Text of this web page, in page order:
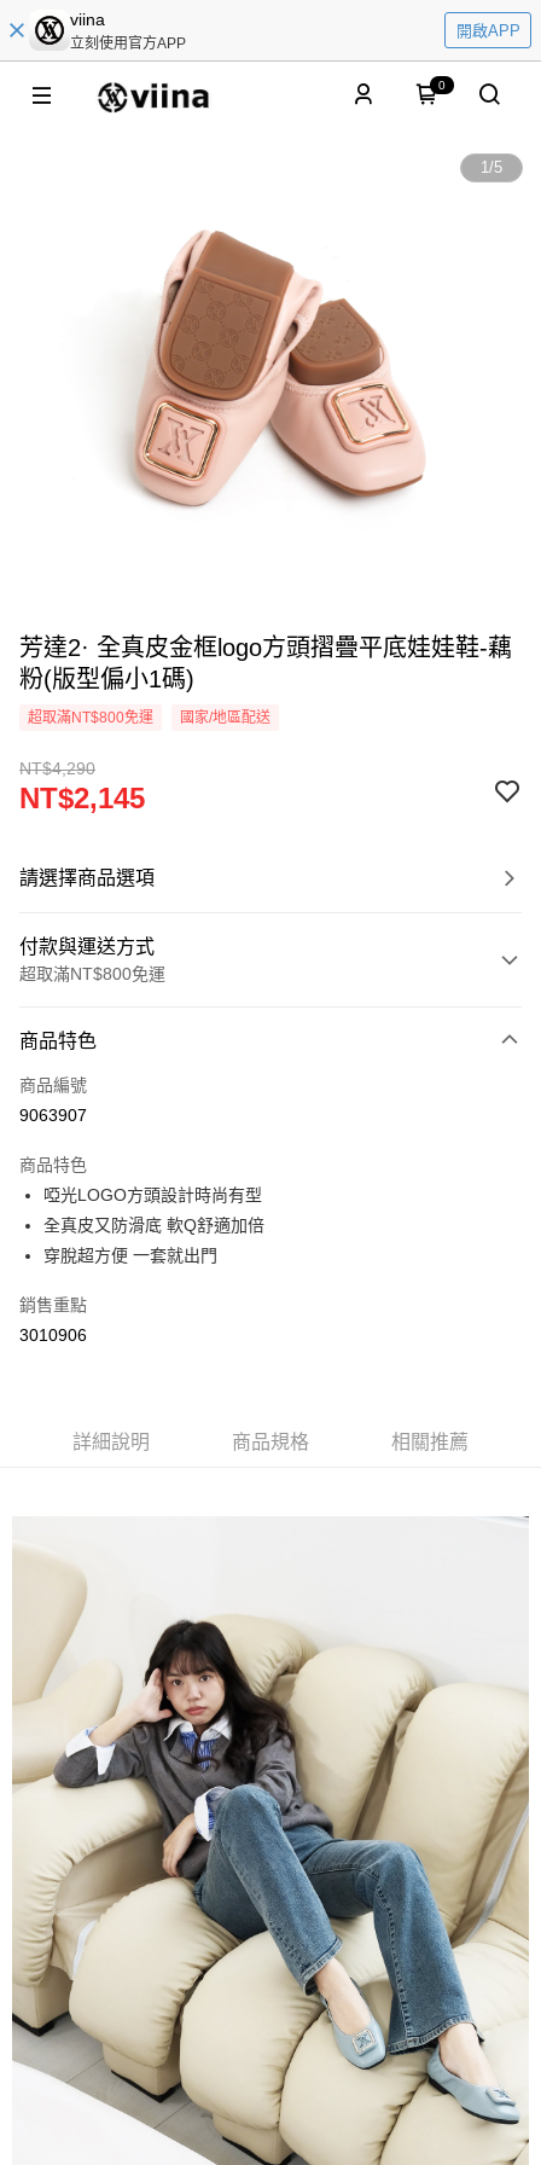
viina
立刻使用官方APP
開啟APP
0
1/5
芳達2· 全真皮金框logo方頭摺疊平底娃娃鞋-藕
粉(版型偏小1碼)
超取滿NT$800免運 國家/地區配送
NT$4,290
NT$2,145
請選擇商品選項
付款與運送方式
超取滿NT$800免運
信用卡一次付款
超商取貨付款
Apple Pay
街口支付
AFTEE先享後付是「在收到商品之後才付款」的支付方式。 讓您購物簡單
【「AFTEE先享後付」結帳流程】
１．於結帳方式選擇「AFTEE先享後付」後，將跳轉至「AFTEE先享後付」
結帳頁面，進行簡訊認證並確認金額後，即可完成結帳。
２．訂單成立數日內，您將收到繳費通知簡訊。
３．收到繳費通知簡訊後14天內，點擊此簡訊中的連結，可透過四大超商／
ATM／網路銀行／等多元方式進行付款，方視為交易完成。
※ 請注意：結帳手續完成當下不需立刻繳費，但若您需要取消訂單，請聯絡
購買商品的店家。未經商家同意取消之訂單仍視為有效，需透過AFTEE先享
後付繳納相關費用。
※ 交易是否成功請以「AFTEE先享後付 」之結帳頁面顯示為準，若有關於
是否繳費成功／繳費後需取消欲退款等相關疑問，請聯繫「AFTEE先享後付
https://netprotections.freshdesk.com/support/home
【注意事項】
１．透過由恩沛科技股份有限公司提供之「AFTEE先享後付」服務完成之交
易，需依本服務之必要範圍內提供個人資料，並將交易相關給付款項請求債
權轉讓予恩沛科技股份有限公司。
２．關於個人資料處理事宜，請瀏覽以下網址：
https://aftee.tw/terms/#terms3
３．未成年的使用者請事先徵得法定代理人或監護人之同意方可使用
「AFTEE先享後付」，若未經同意申辦者引起之損失，本公司不負相關責
任。
４．使用「AFTEE先享後付」時，將依據個別帳號之用戶狀況，依本公司即
時審查核予不同之上限額度；若仍有額度不足之情形，本公司將視審查結果
請求用戶進行身份認證。
５．嚴禁一人註冊多個帳號或使用他人資訊註冊。若發現惡意使用之情形，
恩沛科技股份有限公司將有權停止該用戶之使用額度並採取法律行動。
ATM付款
每筆NT$60，滿NT$800(含以上)免運費
付款後全家取貨
每筆NT$60，滿NT$800(含以上)免運費
7-11取貨付款
每筆NT$60，滿NT$800(含以上)免運費
付款後7-11取貨
每筆NT$60，滿NT$800(含以上)免運費
每筆NT$60，滿NT$800(含以上)免運費
外島宅配
每筆NT$255
國際配送 查看運費
商品特色
商品編號
9063907
商品特色
啞光LOGO方頭設計時尚有型
全真皮又防滑底 軟Q舒適加倍
穿脫超方便 一套就出門
銷售重點
3010906
詳細說明 商品規格 相關推薦